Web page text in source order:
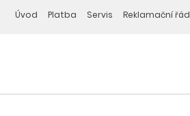
Úvod Platba Servis Reklamační řád